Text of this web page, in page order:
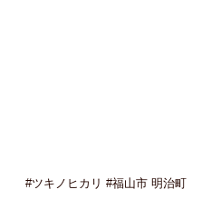
#ツキノヒカリ #福山市 明治町